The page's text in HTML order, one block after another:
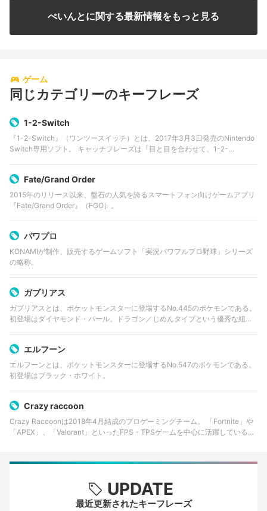
ぺいんとに関する最新情報をもっと見る
ゲーム
同じカテゴリーのキーフレーズ
1-2-Switch
『1-2-Switch』（ワンツースイッチ）とは、2017年3月3日発売のNintendo
Switch専用ソフト。 キャッチフレーズは「目と目を合わせて、1-2-
Fate/Grand Order
2015年のリリース以来、盤石の人気を誇るスマートフォン向けゲームアプリ
『Fate/Grand Order』（FGO）。
パワプロ
KONAMIが制作、販売するゲームソフト「実況パワフルプロ野球」シリーズ
の略称。
ガブリアス
ガブリアスとは、ポケットモンスターに登場するNo.445のポケモンである。
初登場はダイヤモンド・パール。ドラゴン／じめんタイプという優秀な組み
エルフーン
エルフーンとは、ポケットモンスターに登場するNo.547のポケモンである。
初登場はブラック・ホワイト。
Crazy raccoon
Crazy Raccoonは2018年4月結成のプロゲーミングチーム。 「Fortnite」や
「APEX」、「Valorant」といったFPS・TPSゲームを中心に活躍している。
UPDATE
最近更新されたキーフレーズ